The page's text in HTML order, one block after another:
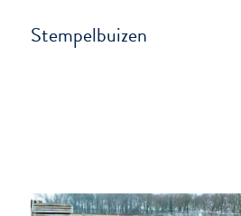
Stempelbuizen